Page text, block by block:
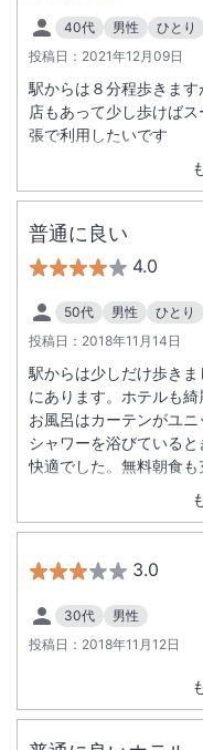
40代 男性
ひとり
投稿日： 2021年12月09日
駅からは８分程歩きま
店もあって少し歩けば
張で利用したいです
普通に良い
4.0
50代 男性
ひとり
投稿日： 2018年11月14日
駅からは少しだけ歩き
にあります。ホテルも綺
お風呂はカーテンがユニ
シャワーを浴びている
快適でした。無料朝食
おにぎりと炊き込みご
少しクオリティを高め
3.0
30代
男性
投稿日： 2018年11月12日